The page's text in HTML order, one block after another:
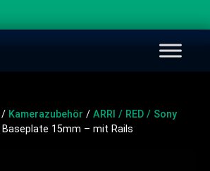
/ Kamerazubehör / ARRI / RED / Sony
15mm – mit Rails